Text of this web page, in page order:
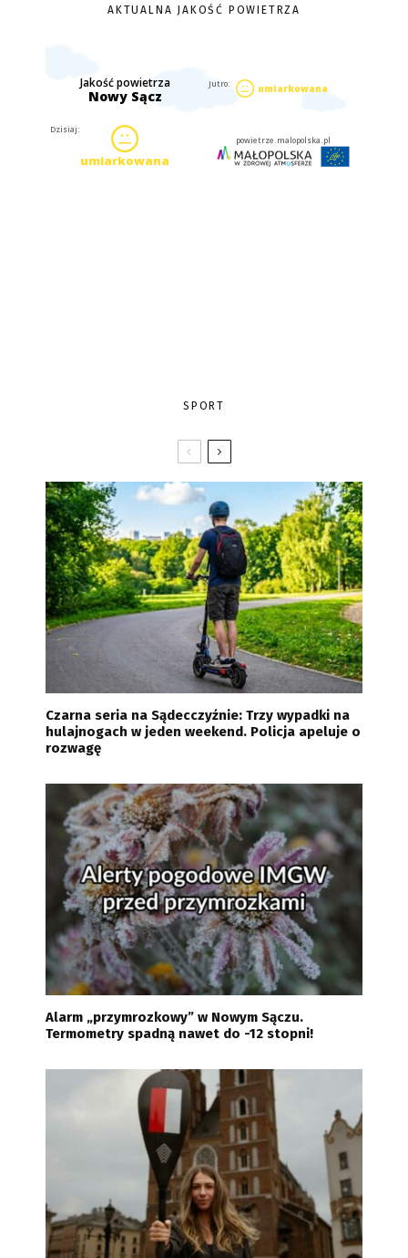
AKTUALNA JAKOŚĆ POWIETRZA
SPORT
Czarna seria na Sądecczyźnie: Trzy wypadki na
hulajnogach w jeden weekend. Policja apeluje o
rozwagę
Alarm „przymrozkowy” w Nowym Sączu.
Termometry spadną nawet do -12 stopni!